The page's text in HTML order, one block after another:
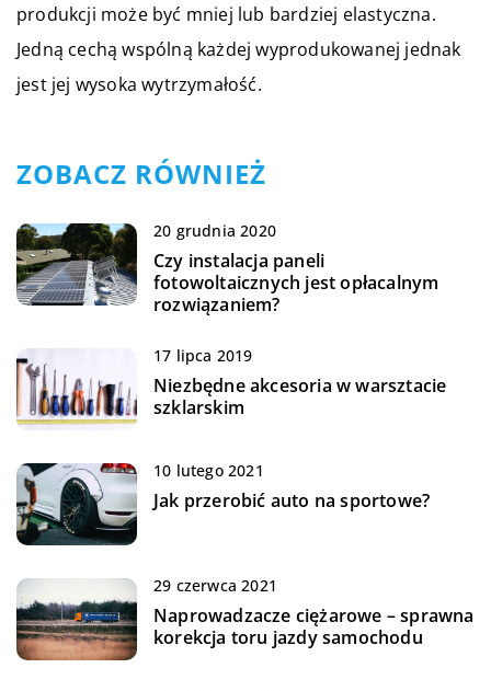
produkcji może być mniej lub bardziej elastyczna.
Jedną cechą wspólną każdej wyprodukowanej jednak
jest jej wysoka wytrzymałość.
ZOBACZ RÓWNIEŻ
20 grudnia 2020
Czy instalacja paneli
fotowoltaicznych jest opłacalnym
rozwiązaniem?
17 lipca 2019
Niezbędne akcesoria w warsztacie
szklarskim
10 lutego 2021
Jak przerobić auto na sportowe?
29 czerwca 2021
Naprowadzacze ciężarowe – sprawna
korekcja toru jazdy samochodu